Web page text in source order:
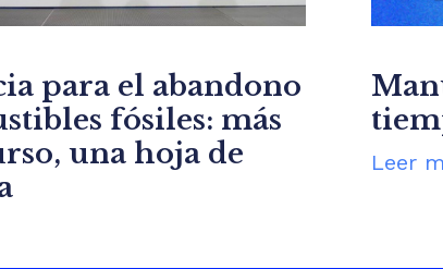
para el abandono
fósiles: más
una hoja de
Leer